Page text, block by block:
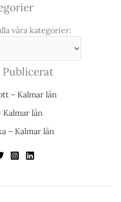
våra kategorier:
– Kalmar län
Kalmar län
– Kalmar län